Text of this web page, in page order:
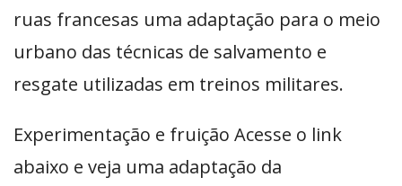
ruas francesas uma adaptação para o meio
urbano das técnicas de salvamento e
resgate utilizadas em treinos militares.
Experimentação e fruição Acesse o link
abaixo e veja uma adaptação da